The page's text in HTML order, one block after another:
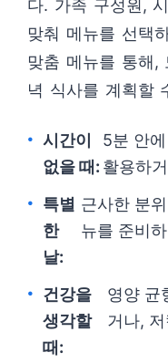
다. 가족 구성원,
맞춰 메뉴를 선택
맞춤 메뉴를 통해,
녁 식사를 계획할
시간이
없을 때:
5분 안
활용하
특별
한
날:
근사한 분
뉴를 준비
건강을
생각할
때:
영양 균
거나,